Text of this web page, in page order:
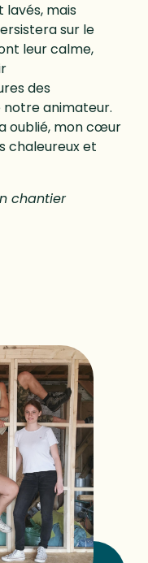
mais
sur le
leur calme,
des
animateur.
oublié, mon cœur
chaleureux et
chantier